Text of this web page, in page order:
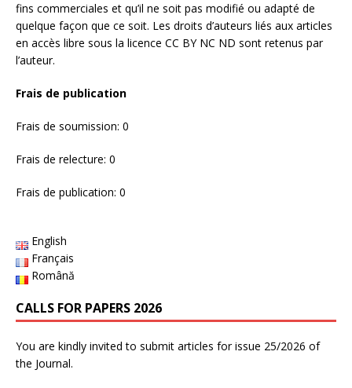
fins commerciales et qu’il ne soit pas modifié ou adapté de
quelque façon que ce soit. Les droits d’auteurs liés aux articles
en accès libre sous la licence CC BY NC ND sont retenus par
l’auteur.
Frais de publication
Frais de soumission: 0
Frais de relecture: 0
Frais de publication: 0
English
Français
Română
CALLS FOR PAPERS 2026
You are kindly invited to submit articles for issue 25/2026 of
the Journal.